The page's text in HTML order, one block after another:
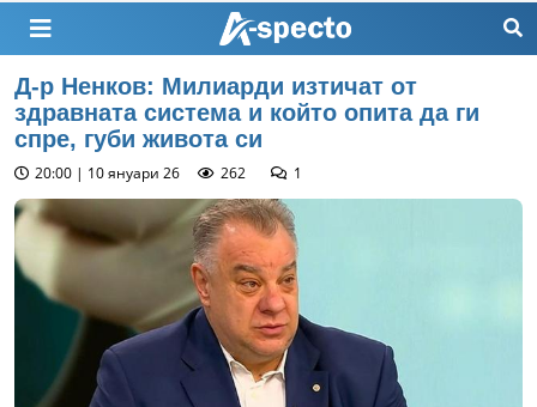
Д-р Ненков: Милиарди изтичат от
здравната система и който опита да ги
спре, губи живота си
20:00 | 10 януари 26 262 1